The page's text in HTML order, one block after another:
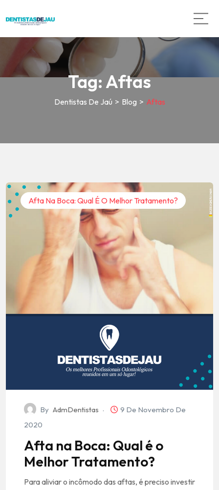
Tag:Aftas
Dentistas De Jaú > Blog > Aftas
Afta Na Boca: Qual É O Melhor Tratamento?
By AdmDentistas
9 De Novembro De
2020
Afta na Boca: Qual é o
Melhor Tratamento?
Para aliviar o incômodo das aftas, é preciso investir